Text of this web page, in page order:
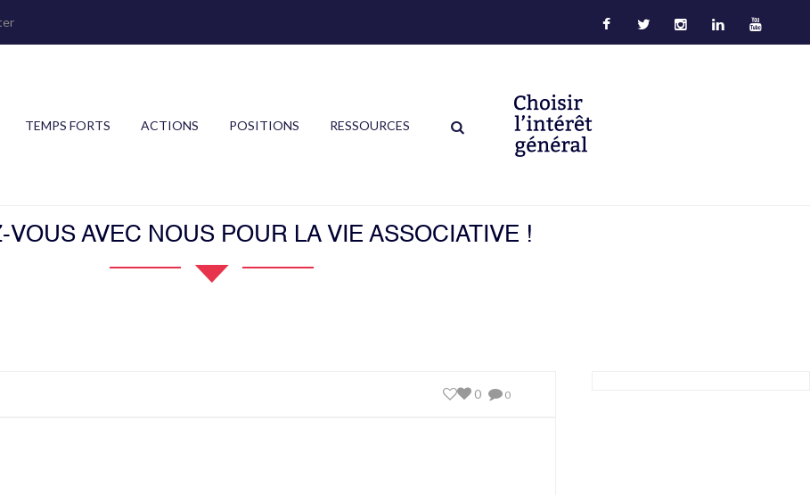
TEMPS FORTS ACTIONS POSITIONS RESSOURCES
VOUS AVEC NOUS POUR LA VIE ASSOCIATIVE !
0
0